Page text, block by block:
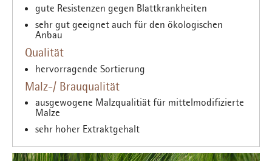
gute Resistenzen gegen Blattkrankheiten
sehr gut geeignet auch für den ökologischen
Anbau
Qualität
hervorragende Sortierung
Malz-/ Brauqualität
ausgewogene Malzqualitiät für mittelmodifizierte
Malze
sehr hoher Extraktgehalt